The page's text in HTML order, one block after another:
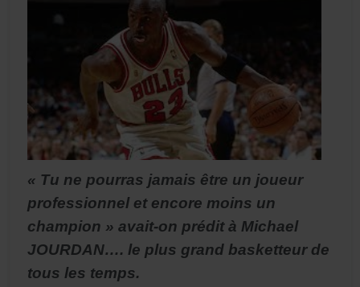
« Tu ne pourras jamais être un joueur
professionnel et encore moins un
champion » avait-on prédit à Michael
JOURDAN…. le plus grand basketteur de
tous les temps.